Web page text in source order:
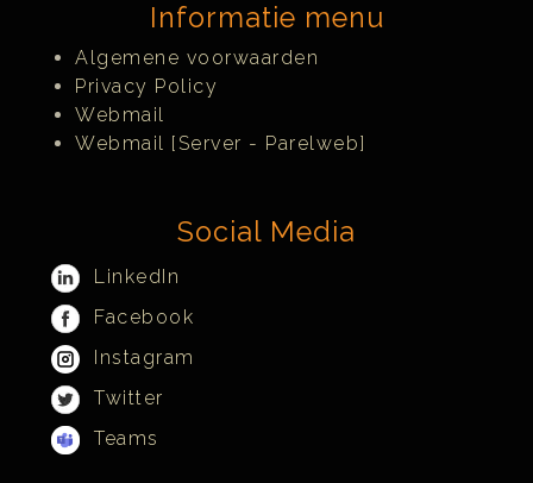
Informatie menu
Algemene voorwaarden
Privacy Policy
Webmail
Webmail [Server - Parelweb]
Social Media
LinkedIn
Facebook
Instagram
Twitter
Teams